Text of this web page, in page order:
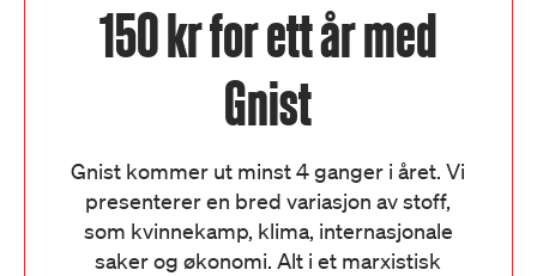
150 kr for ett år med
Gnist
Gnist kommer ut minst 4 ganger i året. Vi
presenterer en bred variasjon av stoff,
som kvinnekamp, klima, internasjonale
saker og økonomi. Alt i et marxistisk